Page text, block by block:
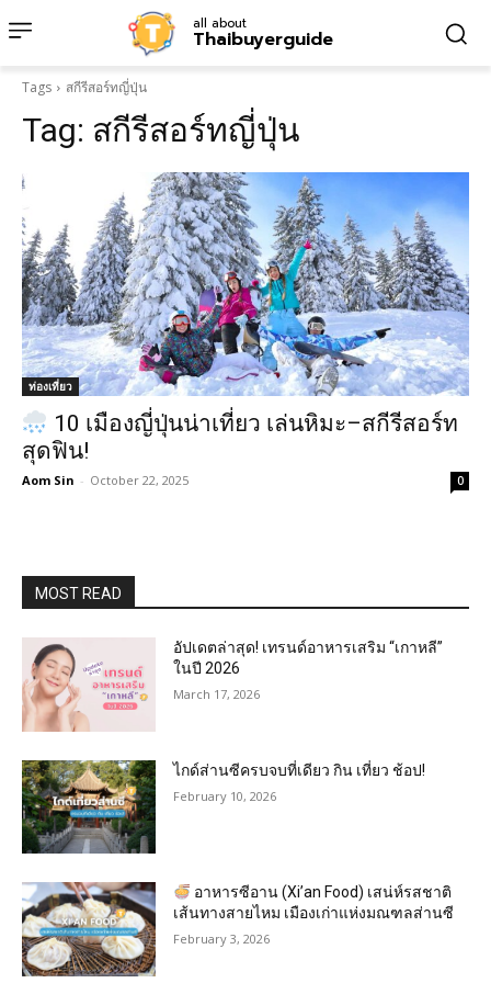
all about
Thaibuyerguide
Tags สกีรีสอร์ทญี่ปุ่น
Tag: สกีรีสอร์ทญี่ปุ่น
ท่องเที่ยว
10 เมืองญี่ปุ่นน่าเที่ยว เล่นหิมะ–สกีรีสอร์ท
สุดฟิน!
Aom Sin - October 22, 2025 0
MOST READ
อัปเดตล่าสุด! เทรนด์อาหารเสริม “เกาหลี”
ในปี 2026
March 17, 2026
ไกด์ส่านซีครบจบที่เดียว กิน เที่ยว ช้อป!
February 10, 2026
อาหารซีอาน (Xi’an Food) เสน่ห์รสชาติ
เส้นทางสายไหม เมืองเก่าแห่งมณฑลส่านซี
February 3, 2026